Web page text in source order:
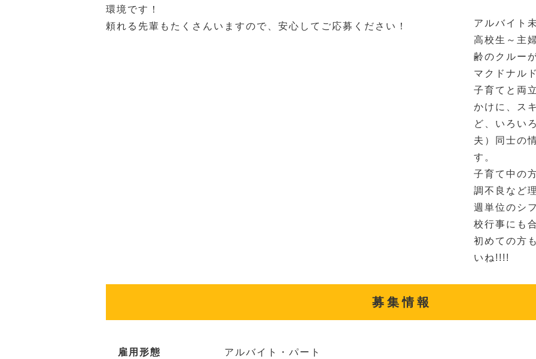
環境です！
頼れる先輩もたくさんいますので、安心してご応募ください！
アルバイト
高校生～主
齢のクルー
マクドナル
子育てと両
かけに、ス
ど、いろい
夫）同士の
す。
子育て中の
調不良など
週単位のシ
校行事にも
初めての方
いね!!!!
募集情報
雇用形態 アルバイト・パート